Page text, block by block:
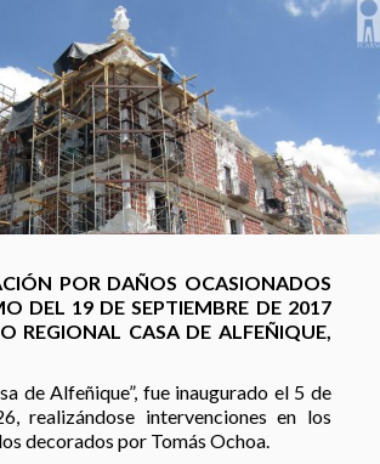
POR DAÑOS OCASIONADOS
DEL 19 DE SEPTIEMBRE DE 2017
REGIONAL CASA DE ALFEÑIQUE,
de Alfeñique”, fue inaugurado el 5 de
realizándose intervenciones en los
decorados por Tomás Ochoa.